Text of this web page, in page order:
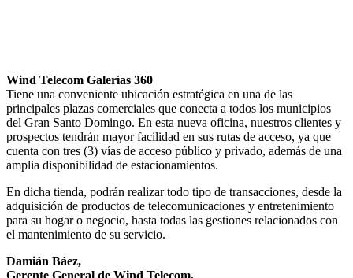
Wind Telecom Galerías 360
Tiene una conveniente ubicación estratégica en una de las
principales plazas comerciales que conecta a todos los municipios
del Gran Santo Domingo. En esta nueva oficina, nuestros clientes y
prospectos tendrán mayor facilidad en sus rutas de acceso, ya que
cuenta con tres (3) vías de acceso público y privado, además de una
amplia disponibilidad de estacionamientos.
En dicha tienda, podrán realizar todo tipo de transacciones, desde la
adquisición de productos de telecomunicaciones y entretenimiento
para su hogar o negocio, hasta todas las gestiones relacionados con
el mantenimiento de su servicio.
Damián Báez,
Gerente General de Wind Telecom,